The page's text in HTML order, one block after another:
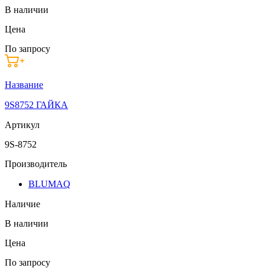
В наличии
Цена
По запросу
Название
9S8752 ГАЙКА
Артикул
9S-8752
Производитель
BLUMAQ
Наличие
В наличии
Цена
По запросу